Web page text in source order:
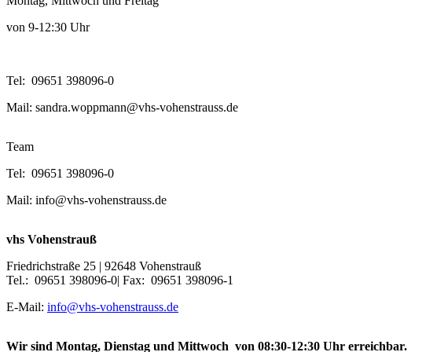
von 9-12:30 Uhr
Tel: 09651 398096-0
Mail: sandra.woppmann@vhs-vohenstrauss.de
Team
Tel: 09651 398096-0
Mail: info@vhs-vohenstrauss.de
vhs Vohenstrauß
Friedrichstraße 25 | 92648 Vohenstrauß
Tel.: 09651 398096-0| Fax: 09651 398096-1
E-Mail: info@vhs-vohenstrauss.de
Wir sind Montag, Dienstag und Mittwoch von 08:30-12:30 Uhr erreichbar.